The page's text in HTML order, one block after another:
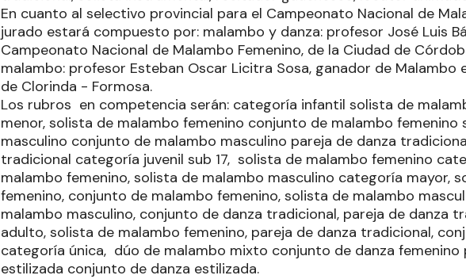
En cuanto al selectivo provincial para el Campeonato Nacional de
jurado estará compuesto por: malambo y danza: profesor José Luis
Campeonato Nacional de Malambo Femenino, de la Ciudad de
malambo: profesor Esteban Oscar Licitra Sosa, ganador de Malambo
de Clorinda - Formosa.
Los rubros en competencia serán: categoría infantil solista de
menor, solista de malambo femenino conjunto de malambo femenino
masculino conjunto de malambo masculino pareja de danza
tradicional categoría juvenil sub 17, solista de malambo femenino
malambo femenino, solista de malambo masculino categoría mayor,
femenino, conjunto de malambo femenino, solista de malambo
malambo masculino, conjunto de danza tradicional, pareja de danza
adulto, solista de malambo femenino, pareja de danza tradicional,
categoría única, dúo de malambo mixto conjunto de danza femenino
estilizada conjunto de danza estilizada.